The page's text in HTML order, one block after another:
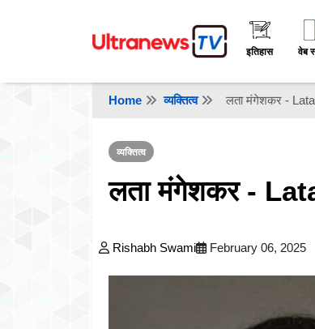
इतिहास वेब
Home व्यक्तित्व लता मंगेशकर -
व्यक्तित्व
लता मंगेशकर -
Rishabh Swami February 06, 2025